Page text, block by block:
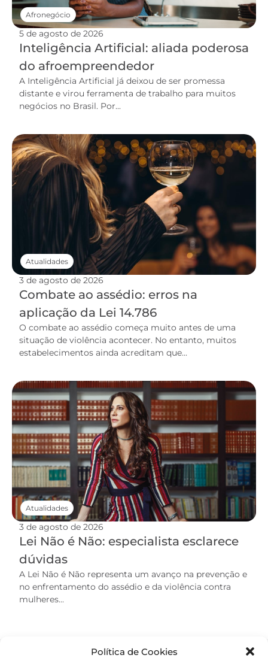
Política de Cookies
5 de agosto de 2026
Inteligência Artificial: aliada poderosa
do afroempreendedor
A Inteligência Artificial já deixou de ser promessa
distante e virou ferramenta de trabalho para muitos
negócios no Brasil. Por...
Afronegócio
3 de agosto de 2026
Combate ao assédio: erros na
aplicação da Lei 14.786
O combate ao assédio começa muito antes de uma
situação de violência acontecer. No entanto, muitos
estabelecimentos ainda acreditam que...
Atualidades
3 de agosto de 2026
Lei Não é Não: especialista esclarece
dúvidas
A Lei Não é Não representa um avanço na prevenção e
no enfrentamento do assédio e da violência contra
mulheres...
Atualidades